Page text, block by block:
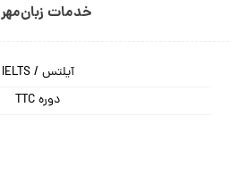
خدمات زبان‌مهر
آیلتس / IELTS
دوره TTC